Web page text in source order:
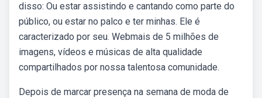
disso: Ou estar assistindo e cantando como parte do
público, ou estar no palco e ter minhas. Ele é
caracterizado por seu. Webmais de 5 milhões de
imagens, vídeos e músicas de alta qualidade
compartilhados por nossa talentosa comunidade.
Depois de marcar presença na semana de moda de